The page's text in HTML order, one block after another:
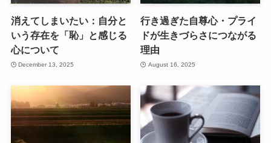
消えてしまいたい：自分と
いう存在を「恥」と感じる
心について
December 13, 2025
行き過ぎた自尊心・プライ
ドが生きづらさにつながる
理由
August 16, 2025